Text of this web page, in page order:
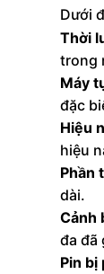
Dưới
Thời
trong
Máy
đặc
Hiệu
hiệu
Phần
dài.
Cảnh
đa đã
Pin bị